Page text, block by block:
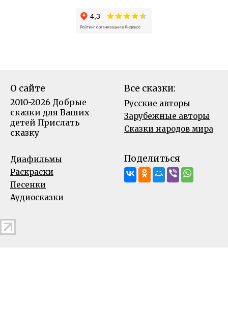
О сайте
2010-2026 Добрые
сказки для Ваших
детей Прислать
сказку
Все сказки:
Русские авторы
Зарубежные авторы
Сказки народов мира
Диафильмы
Раскраски
Песенки
Аудиосказки
Поделиться